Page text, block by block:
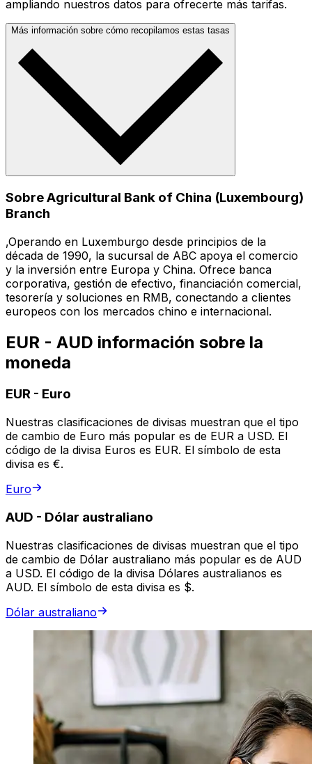
ampliando nuestros datos para ofrecerte más tarifas.
Más información sobre cómo recopilamos estas tasas
Sobre Agricultural Bank of China (Luxembourg)
Branch
,Operando en Luxemburgo desde principios de la
década de 1990, la sucursal de ABC apoya el comercio
y la inversión entre Europa y China. Ofrece banca
corporativa, gestión de efectivo, financiación comercial,
tesorería y soluciones en RMB, conectando a clientes
europeos con los mercados chino e internacional.
EUR - AUD información sobre la
moneda
EUR - Euro
Nuestras clasificaciones de divisas muestran que el tipo
de cambio de Euro más popular es de EUR a USD. El
código de la divisa Euros es EUR. El símbolo de esta
divisa es €.
Euro
AUD - Dólar australiano
Nuestras clasificaciones de divisas muestran que el tipo
de cambio de Dólar australiano más popular es de AUD
a USD. El código de la divisa Dólares australianos es
AUD. El símbolo de esta divisa es $.
Dólar australiano